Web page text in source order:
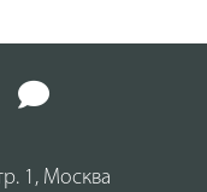
1, Москва